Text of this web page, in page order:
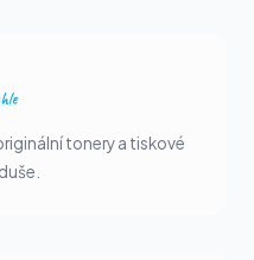
tonery a tiskové